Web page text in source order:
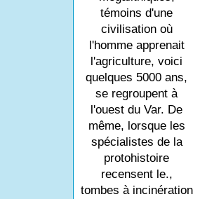
témoins d'une
civilisation où
l'homme apprenait
l'agriculture, voici
quelques 5000 ans,
se regroupent à
l'ouest du Var. De
même, lorsque les
spécialistes de la
protohistoire
recensent le.,
tombes à incinération